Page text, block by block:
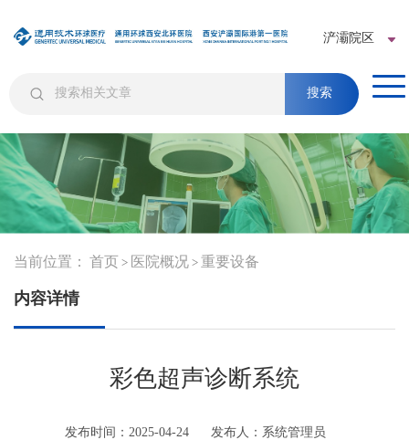
浐灞院区
搜索
当前位置： 首页 > 医院概况 > 重要设备
内容详情
彩色超声诊断系统
发布时间：2025-04-24
发布人：系统管理员